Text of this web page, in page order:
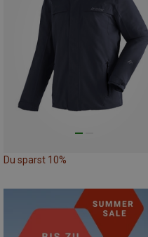
Du sparst 10%